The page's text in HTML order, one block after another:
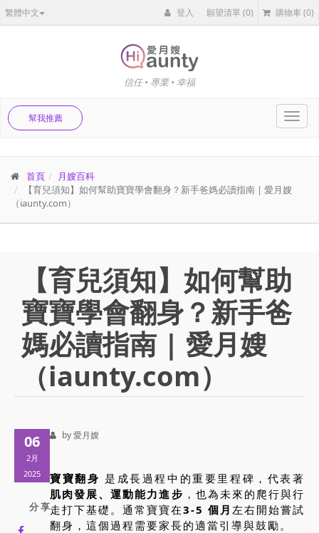
繁體中文 登入 願望清單(0) 購物車 (0)
信任 • 專業 • 幸福
幫我推薦
首頁
月嫂百科
【育兒須知】如何幫助寶寶學會翻身？新手爸媽必讀指南 | 愛月嫂
（iaunty.com）
【育兒須知】如何幫助
寶寶學會翻身？新手爸
媽必讀指南 | 愛月嫂
（iaunty.com）
06
2月
2025
分 享
by 愛月嫂
寶寶翻身 是成長過程中的重要里程碑，代表著
肌肉發展、運動能力進步 ，也為未來的爬行與行
走打下基礎。通常寶寶在3-5 個月 左右開始嘗試
翻身，這個過程需要家長的適當引導與鼓勵。